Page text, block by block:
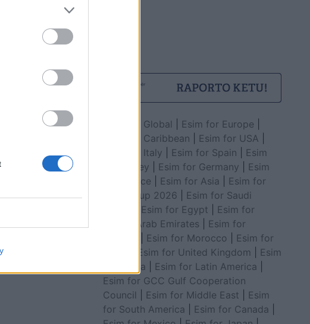
Esim for Global Esim for Europe
Esim for Caribbean
Esim for USA
Esim for Italy
Esim for Spain
Esim
for Turkey
Esim for Germany
Esim
for Greece
Esim for Asia
Esim for
World Cup 2026
Esim for Saudi
Esim for Egypt
Esim for
United Arab Emirates
Esim for
Esim for Morocco
Esim for
Esim for United Kingdom
Esim
for Africa
Esim for Latin America
Esim for GCC Gulf Cooperation
Council
Esim for Middle East
Esim
for South America
Esim for Canada